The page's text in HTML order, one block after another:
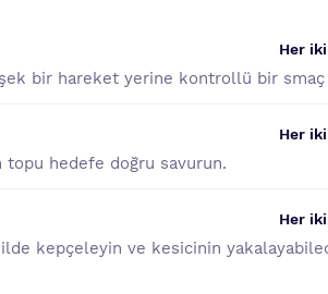
Her
bir hareket yerine kontrollü bir smaç
Her
topu hedefe doğru savurun.
Her
kepçeleyin ve kesicinin